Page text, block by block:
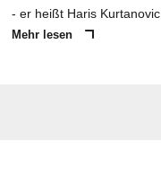
- er heißt Haris Kurtanovic.
Mehr lesen